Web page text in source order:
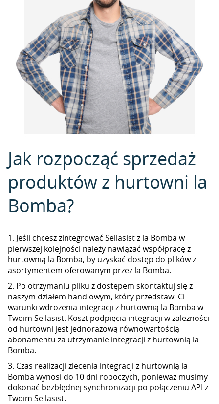
Jak rozpocząć sprzedaż
produktów z hurtowni la
Bomba?
1. Jeśli chcesz zintegrować Sellasist z la Bomba w
pierwszej kolejności należy nawiązać współpracę z
hurtownią la Bomba, by uzyskać dostęp do plików z
asortymentem oferowanym przez la Bomba.
2. Po otrzymaniu pliku z dostępem skontaktuj się z
naszym działem handlowym, który przedstawi Ci
warunki wdrożenia integracji z hurtownią la Bomba w
Twoim Sellasist. Koszt podpięcia integracji w zależności
od hurtowni jest jednorazową równowartością
abonamentu za utrzymanie integracji z hurtownią la
Bomba.
3. Czas realizacji zlecenia integracji z hurtownią la
Bomba wynosi do 10 dni roboczych, ponieważ musimy
dokonać bezbłędnej synchronizacji po połączeniu API z
Twoim Sellasist.